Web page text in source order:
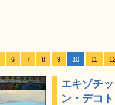
6 7 8 9 10 11
エキゾチ
ン・デコ